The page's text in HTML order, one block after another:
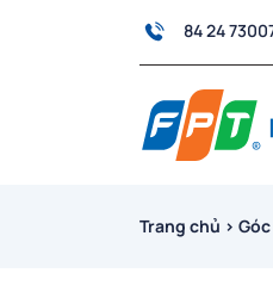
84 24
Trang chủ ›